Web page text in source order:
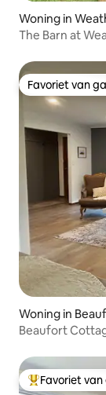
Woning in
The Barn at
Favoriet van
Favoriet van
Woning in
Beaufort
Topfavoriet
Favoriet